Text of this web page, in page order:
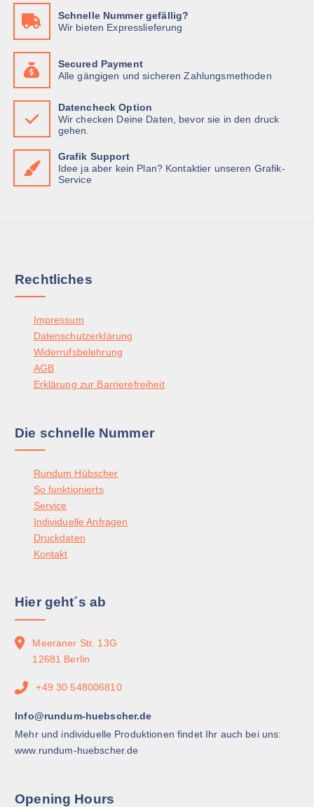
Schnelle Nummer gefällig?
Wir bieten Expresslieferung
Secured Payment
Alle gängigen und sicheren Zahlungsmethoden
Datencheck Option
Wir checken Deine Daten, bevor sie in den druck
gehen.
Grafik Support
Idee ja aber kein Plan? Kontaktier unseren Grafik-
Service
Rechtliches
Impressum
Datenschutzerklärung
Widerrufsbelehrung
AGB
Erklärung zur Barrierefreiheit
Die schnelle Nummer
Rundum Hübscher
So funktionierts
Service
Individuelle Anfragen
Druckdaten
Kontakt
Hier geht´s ab
Meeraner Str. 13G
12681 Berlin
+49 30 548006810
Info@rundum-huebscher.de
Mehr und individuelle Produktionen findet Ihr auch bei uns:
www.rundum-huebscher.de
Opening Hours